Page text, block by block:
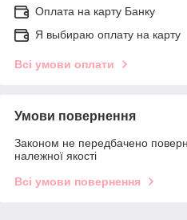
Оплата на карту Банку
Я выбираю оплату на карту
Всі умови оплати
Умови повернення
Законом не передбачено
належної якості
Всі умови повернення